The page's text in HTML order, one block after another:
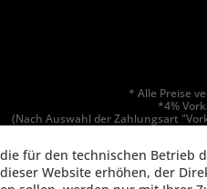
* Alle Preise
*4%
(Nach Auswahl der Zahlungsart
Online-Shop beliefert
Copyright
für den technischen
Website erhöhen, der